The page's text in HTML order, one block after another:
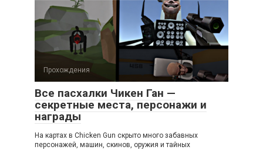
Прохождения
Все пасхалки Чикен Ган —
секретные места, персонажи и
награды
На картах в Chicken Gun скрыто много забавных
персонажей, машин, скинов, оружия и тайных